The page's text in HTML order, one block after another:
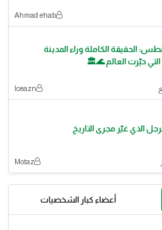
Ahmad ehab
الحقيقة الكاملة وراء المدينة
حيّرت العالم 🌊🏛️
Iceazn
الذي غيّر مجرى التاريخ
Motaz
أعضاء كبار الشخصيات